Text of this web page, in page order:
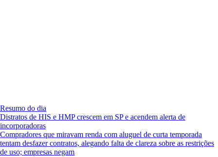
Resumo do dia
Distratos de HIS e HMP crescem em SP e acendem alerta de
incorporadoras
Compradores que miravam renda com aluguel de curta temporada
tentam desfazer contratos, alegando falta de clareza sobre as restrições
de uso; empresas negam